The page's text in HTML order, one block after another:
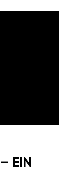
EIN